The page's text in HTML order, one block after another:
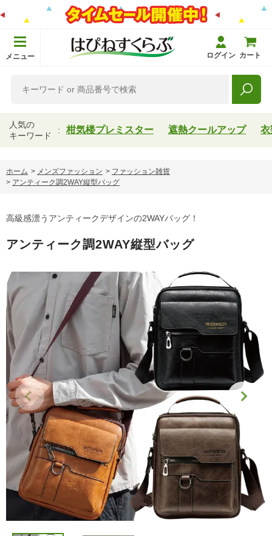
メニュー ログイン カート
人気の
キーワード
柑気楼プレミスター 遮熱クールアップ 衣
ホーム > メンズファッション > ファッション雑貨
> アンティーク調2WAY縦型バッグ
高級感漂うアンティークデザインの2WAYバッグ！
アンティーク調2WAY縦型バッグ